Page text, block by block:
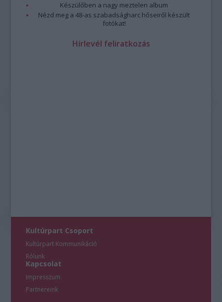
Készülőben a nagy meztelen album
Nézd meg a 48-as szabadságharc hőseiről készült
fotókat!
Hírlevél feliratkozás
Kultúrpart Csoport
Kultúrpart Kommunikáció
Rólunk
Kapcsolat
Impresszum
Partnereink